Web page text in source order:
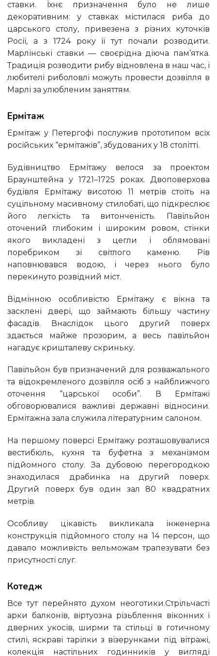
ставки. Їхнє призначення було не лише
декоративним: у ставках містилася риба до
царського столу, привезена з різних куточків
Росії, а з 1724 року її тут почали розводити.
Марлінські ставки — своєрідна діюча пам’ятка.
Традиція розводити рибу відновлена ​​в наш час, і
любителі риболовлі можуть провести дозвілля в
Марлі за улюбленим заняттям.
Ермітаж
Ермітаж у Петергофі послужив прототипом всіх
російських “ермітажів”, збудованих у 18 столітті.
Будівництво Ермітажу велося за проектом
Браунштейна у 1721–1725 роках. Двоповерхова
будівля Ермітажу висотою 11 метрів стоїть на
суцільному масивному стилобаті, що підкреслює
його легкість та витонченість. Павільйон
оточений глибоким і широким ровом, стінки
якого викладені з цегли і облямовані
поребриком зі світлого каменю. Рів
наповнювався водою, і через нього було
перекинуто розвідний міст.
Відмінною особливістю Ермітажу є вікна та
засклені двері, що займають більшу частину
фасадів. Внаслідок цього другий поверх
здається майже прозорим, а весь павільйон
нагадує кришталеву скриньку.
Павільйон був призначений для розважального
та відокремленого дозвілля осіб з найближчого
оточення “царської особи”. В Ермітажі
обговорювалися важливі державні відносини.
Ермітажна зала служила літературним салоном.
На першому поверсі Ермітажу розташовувалися
вестибюль, кухня та буфетна з механізмом
підйомного столу. За дубовою перегородкою
знаходилася драбинка на другий поверх.
Другий поверх був один зал 80 квадратних
метрів.
Особливу цікавість викликала інженерна
конструкція підйомного столу на 14 персон, що
давало можливість вельможам трапезувати без
присутності слуг.
Котедж
Все тут перейнято духом неоготики.Стрільчасті
арки балконів, віртуозна різьблення віконних і
дверних укосів, ширми та стільці в готичному
стилі, яскраві тарілки з візерунками під вітражі,
колекція настільних годинників у вигляді